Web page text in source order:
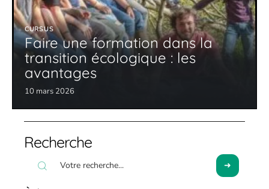
CURSUS
Faire une formation dans la
transition écologique : les
avantages
10 mars 2026
Recherche